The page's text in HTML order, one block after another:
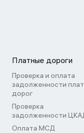
Платные дороги
Проверка и оплата
задолженности
дорог
Проверка
задолженности
Оплата МСД